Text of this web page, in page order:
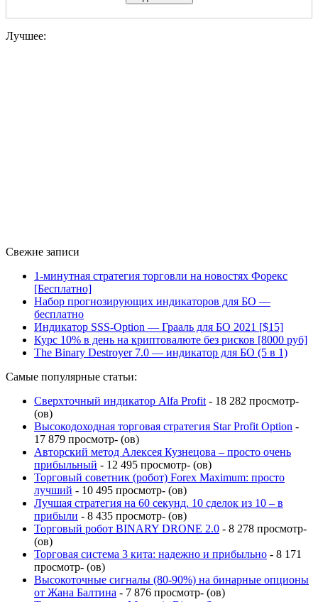
Лучшее:
Свежие записи
1-минутная стратегия торговли на новостях Форекс
[Бесплатно]
Набор прогнозирующих индикаторов для БО —
бесплатно
Индикатор SSS-Option — Грааль для БО 2021 [$15]
Курс 10% в день на криптовалюте без рисков [8000 руб]
The Binary Destroyer 7.0 — индикатор для БО (5 в 1)
Самые популярные статьи:
Сверхточный индикатор Alfa Profit - 18 282 просмотр-
(ов)
Высокодоходная торговая стратегия Star Profit Option -
17 879 просмотр- (ов)
Авторский метод Алексея Кузнецова – просто очень
прибыльный - 12 495 просмотр- (ов)
Торговый советник (робот) Forex Maximum: просто
лучший - 10 495 просмотр- (ов)
Лучшая стратегия на 60 секунд. 10 сделок из 10 – в
прибыли - 8 435 просмотр- (ов)
Торговый робот BINARY DRONE 2.0 - 8 278 просмотр-
(ов)
Торговая система 3 кита: надежно и прибыльно - 8 171
просмотр- (ов)
Высокоточные сигналы (80-90%) на бинарные опционы
от Жана Балтина - 7 876 просмотр- (ов)